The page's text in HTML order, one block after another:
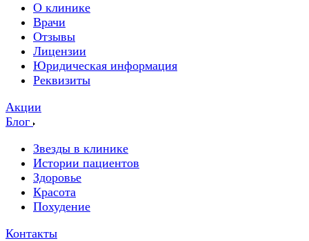
О клинике
Врачи
Отзывы
Лицензии
Юридическая информация
Реквизиты
Акции
Блог
Звезды в клинике
Истории пациентов
Здоровье
Красота
Похудение
Контакты